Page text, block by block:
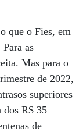
que o Fies, em
as
Mas para o
de 2022,
superiores
dos R$ 35
de